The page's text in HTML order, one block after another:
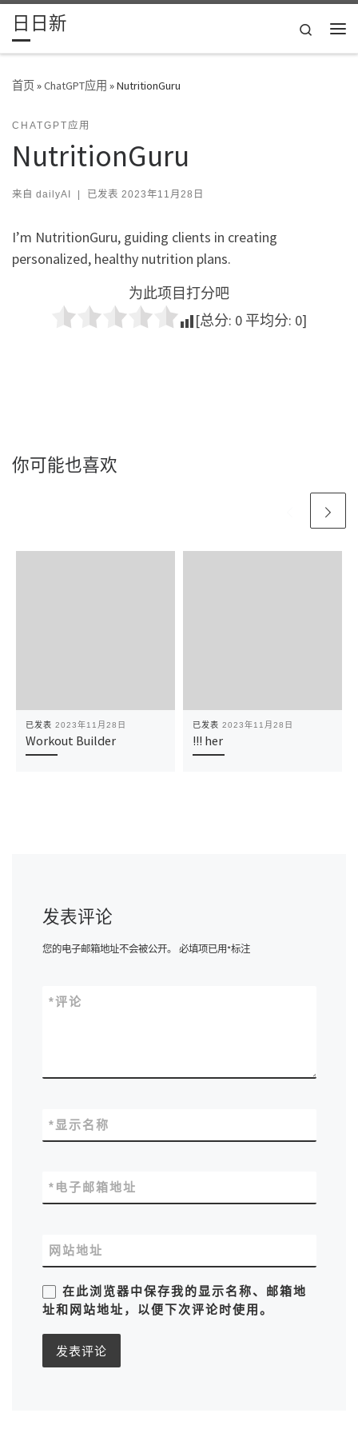
Skip to content
日日新
Search
首页»ChatGPT应用 »NutritionGuru
CHATGPT应用
NutritionGuru
来自 dailyAI | 已发表 2023年11月28日
I’m NutritionGuru, guiding clients in creating
personalized, healthy nutrition plans.
为此项目打分吧
[总分: 0 平均分: 0]
你可能也喜欢
已发表 2023年11月28日
Workout Builder
已发表 2023年11月28日
!!! her
发表评论
您的电子邮箱地址不会被公开。 必填项已用*标注
评论
*
显示名称
*
电子邮箱地址
*
网站地址
在此浏览器中保存我的显示名称、邮箱地
址和网站地址，以便下次评论时使用。